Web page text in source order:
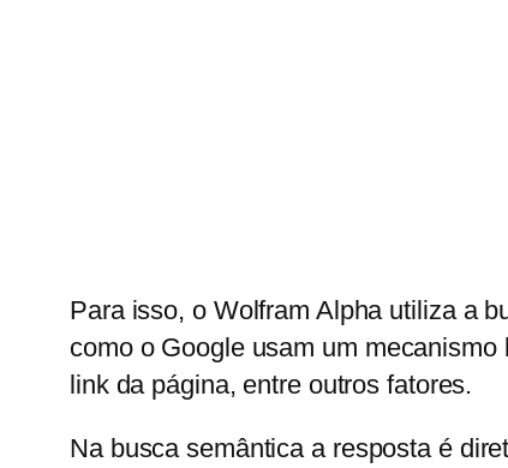
Para isso, o Wolfram Alpha utiliza a
como o Google usam um
link da página, entre outros fatores.
Na busca semântica a resposta é